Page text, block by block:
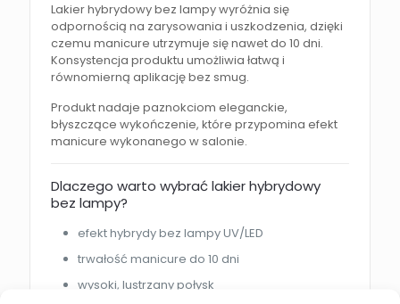
Lakier hybrydowy bez lampy wyróżnia się
odpornością na zarysowania i uszkodzenia, dzięki
czemu manicure utrzymuje się nawet do 10 dni.
Konsystencja produktu umożliwia łatwą i
równomierną aplikację bez smug.
Produkt nadaje paznokciom eleganckie,
błyszczące wykończenie, które przypomina efekt
manicure wykonanego w salonie.
Dlaczego warto wybrać lakier hybrydowy
bez lampy?
efekt hybrydy bez lampy UV/LED
trwałość manicure do 10 dni
wysoki, lustrzany połysk